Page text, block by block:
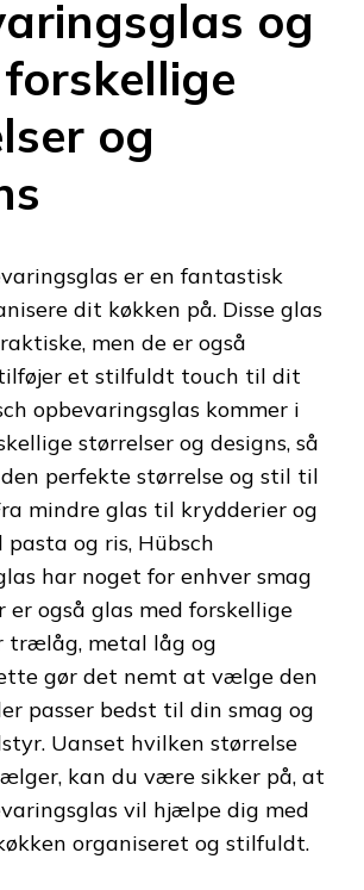
og
og
er en fantastisk
dit køkken på. Disse glas
men de er også
et stilfuldt touch til dit
opbevaringsglas kommer i
størrelser og designs, så
perfekte størrelse og stil til
mindre glas til krydderier og
og ris, Hübsch
har noget for enhver smag
er også glas med forskellige
trælåg, metal låg og
gør det nemt at vælge den
passer bedst til din smag og
Uanset hvilken størrelse
kan du være sikker på, at
vil hjælpe dig med
organiseret og stilfuldt.